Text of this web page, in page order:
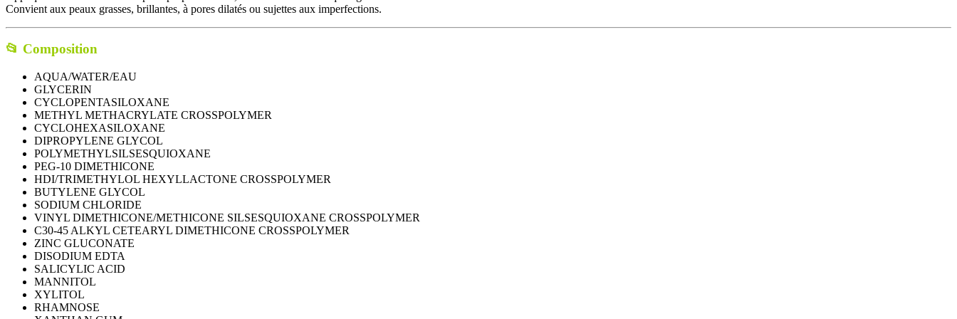
Convient aux peaux grasses, brillantes, à pores dilatés ou sujettes aux imperfections.
📂 Composition
AQUA/WATER/EAU
GLYCERIN
CYCLOPENTASILOXANE
METHYL METHACRYLATE CROSSPOLYMER
CYCLOHEXASILOXANE
DIPROPYLENE GLYCOL
POLYMETHYLSILSESQUIOXANE
PEG-10 DIMETHICONE
HDI/TRIMETHYLOL HEXYLLACTONE CROSSPOLYMER
BUTYLENE GLYCOL
SODIUM CHLORIDE
VINYL DIMETHICONE/METHICONE SILSESQUIOXANE CROSSPOLYMER
C30-45 ALKYL CETEARYL DIMETHICONE CROSSPOLYMER
ZINC GLUCONATE
DISODIUM EDTA
SALICYLIC ACID
MANNITOL
XYLITOL
RHAMNOSE